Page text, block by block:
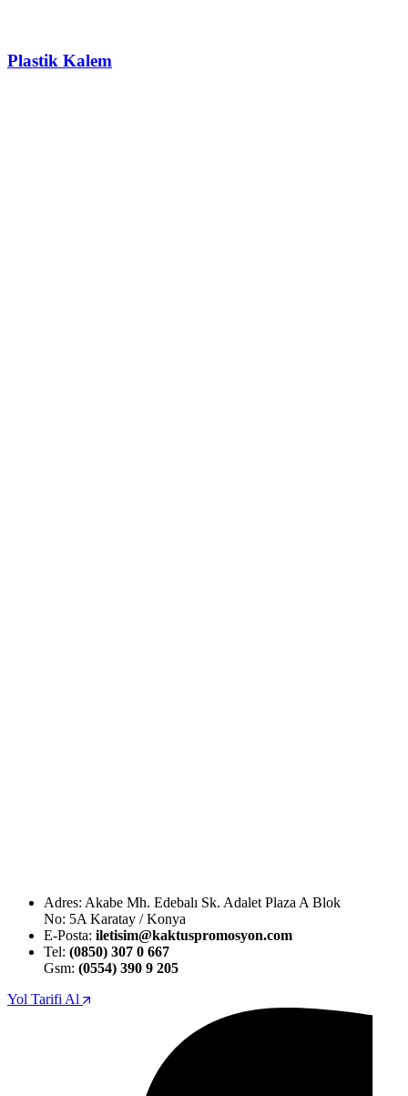
Plastik Kalem
Adres: Akabe Mh. Edebalı Sk. Adalet Plaza A Blok
No: 5A Karatay / Konya
E-Posta: iletisim@kaktuspromosyon.com
Tel: (0850) 307 0 667
Gsm: (0554) 390 9 205
Yol Tarifi Al